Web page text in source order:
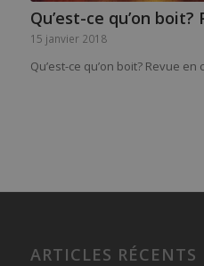
Qu’est-ce qu’on
15 janvier 2018
Qu’est-ce qu’on boit? Revue
ARTICLES RÉCENTS